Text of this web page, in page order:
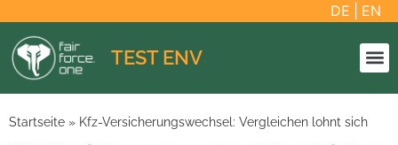
DE EN
TEST ENV
Startseite » Kfz-Versicherungswechsel: Vergleichen lohnt sich